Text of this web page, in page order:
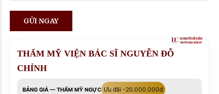
THẨM MỸ VIỆN BÁC SĨ NGUYỄN ĐỖ
CHỈNH
BẢNG GIÁ — THẨM MỸ NGỰC Ưu đãi -20.000.000đ